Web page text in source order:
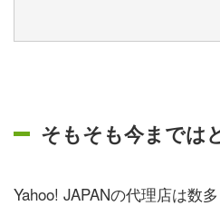
そもそも今までは
Yahoo! JAPANの代理店は数